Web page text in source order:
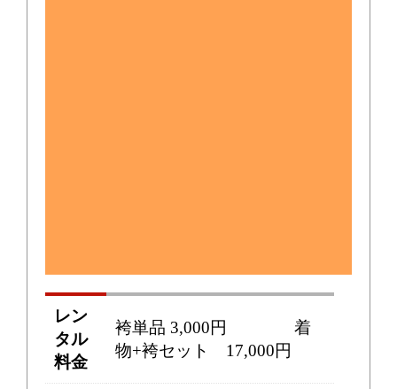
レン
タル
料金
袴単品 3,000円 着
物+袴セット 17,000円